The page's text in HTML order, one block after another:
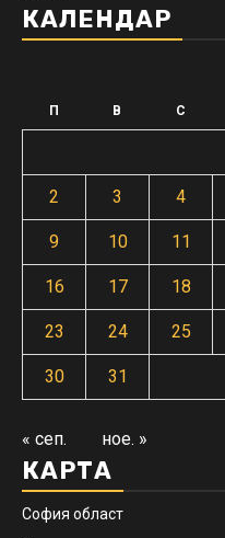
КАЛЕНДАР
П В С
2 3 4
9 10 11
16 17 18
23 24 25
30 31
« сеп. ное. »
КАРТА
София област